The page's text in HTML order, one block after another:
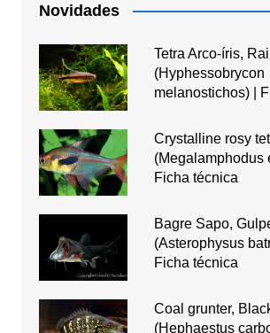
Novidades
Tetra Arco-íris,
(Hyphessobrycon
melanostichos) |
Crystalline rosy
(Megalamphodus
Ficha técnica
Bagre Sapo,
(Asterophysus
Ficha técnica
Coal grunter,
(Hephaestus